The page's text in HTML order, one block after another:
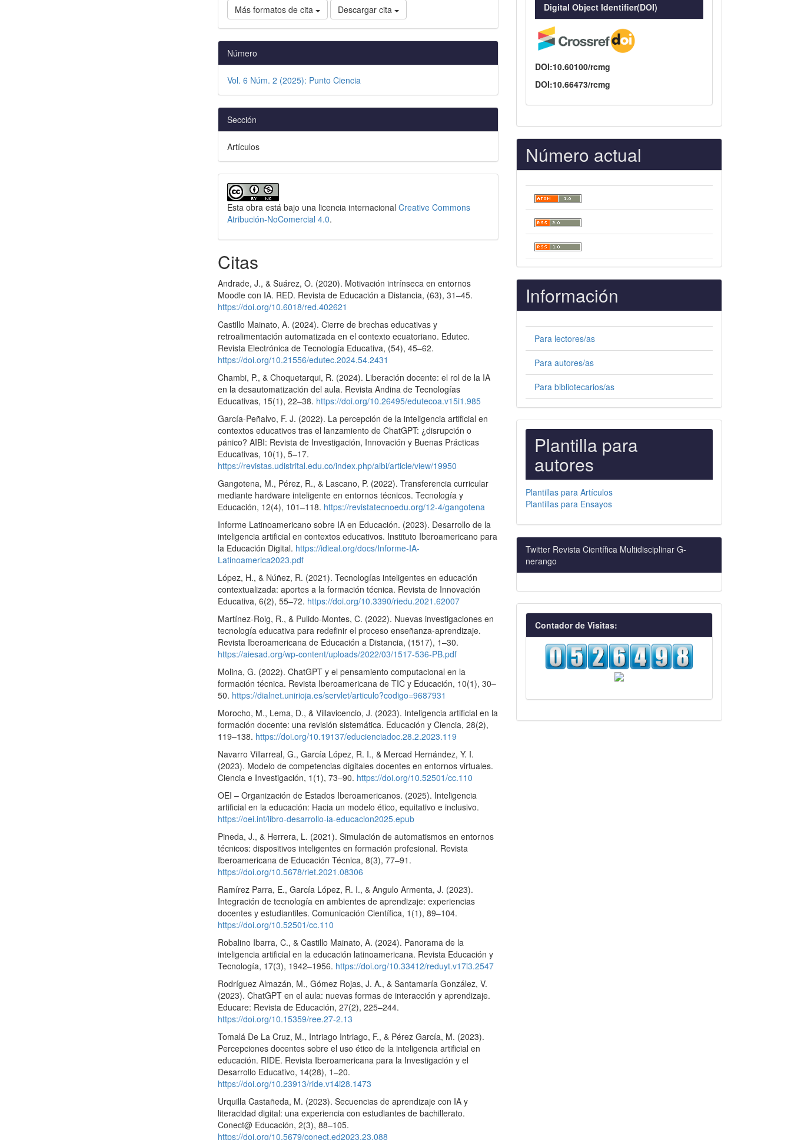
Más formatos de cita Descargar cita
Número
Vol. 6 Núm. 2 (2025): Punto Ciencia
Sección
Artículos
Esta obra está bajo una licencia internacionalCreative Commons
Atribución-NoComercial 4.0.
Citas
Andrade, J., & Suárez, O. (2020). Motivación intrínseca en entornos
Moodle con IA. RED. Revista de Educación a Distancia, (63), 31–45.
https://doi.org/10.6018/red.402621
Castillo Mainato, A. (2024). Cierre de brechas educativas y
retroalimentación automatizada en el contexto ecuatoriano. Edutec.
Revista Electrónica de Tecnología Educativa, (54), 45–62.
https://doi.org/10.21556/edutec.2024.54.2431
Chambi, P., & Choquetarqui, R. (2024). Liberación docente: el rol de la IA
en la desautomatización del aula. Revista Andina de Tecnologías
Educativas, 15(1), 22–38. https://doi.org/10.26495/edutecoa.v15i1.985
García-Peñalvo, F. J. (2022). La percepción de la inteligencia artificial en
contextos educativos tras el lanzamiento de ChatGPT: ¿disrupción o
pánico? AIBI: Revista de Investigación, Innovación y Buenas Prácticas
Educativas, 10(1), 5–17.
https://revistas.udistrital.edu.co/index.php/aibi/article/view/19950
Gangotena, M., Pérez, R., & Lascano, P. (2022). Transferencia curricular
mediante hardware inteligente en entornos técnicos. Tecnología y
Educación, 12(4), 101–118. https://revistatecnoedu.org/12-4/gangotena
Informe Latinoamericano sobre IA en Educación. (2023). Desarrollo de la
inteligencia artificial en contextos educativos. Instituto Iberoamericano para
la Educación Digital. https://idieal.org/docs/Informe-IA-
Latinoamerica2023.pdf
López, H., & Núñez, R. (2021). Tecnologías inteligentes en educación
contextualizada: aportes a la formación técnica. Revista de Innovación
Educativa, 6(2), 55–72. https://doi.org/10.3390/riedu.2021.62007
Martínez-Roig, R., & Pulido-Montes, C. (2022). Nuevas investigaciones en
tecnología educativa para redefinir el proceso enseñanza-aprendizaje.
Revista Iberoamericana de Educación a Distancia, (1517), 1–30.
https://aiesad.org/wp-content/uploads/2022/03/1517-536-PB.pdf
Molina, G. (2022). ChatGPT y el pensamiento computacional en la
formación técnica. Revista Iberoamericana de TIC y Educación, 10(1), 30–
50. https://dialnet.unirioja.es/servlet/articulo?codigo=9687931
Morocho, M., Lema, D., & Villavicencio, J. (2023). Inteligencia artificial en la
formación docente: una revisión sistemática. Educación y Ciencia, 28(2),
119–138. https://doi.org/10.19137/educienciadoc.28.2.2023.119
Navarro Villarreal, G., García López, R. I., & Mercad Hernández, Y. I.
(2023). Modelo de competencias digitales docentes en entornos virtuales.
Ciencia e Investigación, 1(1), 73–90. https://doi.org/10.52501/cc.110
OEI – Organización de Estados Iberoamericanos. (2025). Inteligencia
artificial en la educación: Hacia un modelo ético, equitativo e inclusivo.
https://oei.int/libro-desarrollo-ia-educacion2025.epub
Pineda, J., & Herrera, L. (2021). Simulación de automatismos en entornos
técnicos: dispositivos inteligentes en formación profesional. Revista
Iberoamericana de Educación Técnica, 8(3), 77–91.
https://doi.org/10.5678/riet.2021.08306
Ramírez Parra, E., García López, R. I., & Angulo Armenta, J. (2023).
Integración de tecnología en ambientes de aprendizaje: experiencias
docentes y estudiantiles. Comunicación Científica, 1(1), 89–104.
https://doi.org/10.52501/cc.110
Robalino Ibarra, C., & Castillo Mainato, A. (2024). Panorama de la
inteligencia artificial en la educación latinoamericana. Revista Educación y
Tecnología, 17(3), 1942–1956. https://doi.org/10.33412/reduyt.v17i3.2547
Rodríguez Almazán, M., Gómez Rojas, J. A., & Santamaría González, V.
(2023). ChatGPT en el aula: nuevas formas de interacción y aprendizaje.
Educare: Revista de Educación, 27(2), 225–244.
https://doi.org/10.15359/ree.27-2.13
Tomalá De La Cruz, M., Intriago Intriago, F., & Pérez García, M. (2023).
Percepciones docentes sobre el uso ético de la inteligencia artificial en
educación. RIDE. Revista Iberoamericana para la Investigación y el
Desarrollo Educativo, 14(28), 1–20.
https://doi.org/10.23913/ride.v14i28.1473
Urquilla Castañeda, M. (2023). Secuencias de aprendizaje con IA y
literacidad digital: una experiencia con estudiantes de bachillerato.
Conect@ Educación, 2(3), 88–105.
https://doi.org/10.5679/conect.ed2023.23.088
Digital Object Identifier(DOI)
DOI:10.60100/rcmg
DOI:10.66473/rcmg
Número actual
Información
Para lectores/as
Para autores/as
Para bibliotecarios/as
PLANTILLAS
PARA
AUTORES
Plantilla para
autores
Plantillas para Artículos
Plantillas para Ensayos
Twitter Revista Científica Multidisciplinar G-
nerango
visitas
Contador de Visitas: